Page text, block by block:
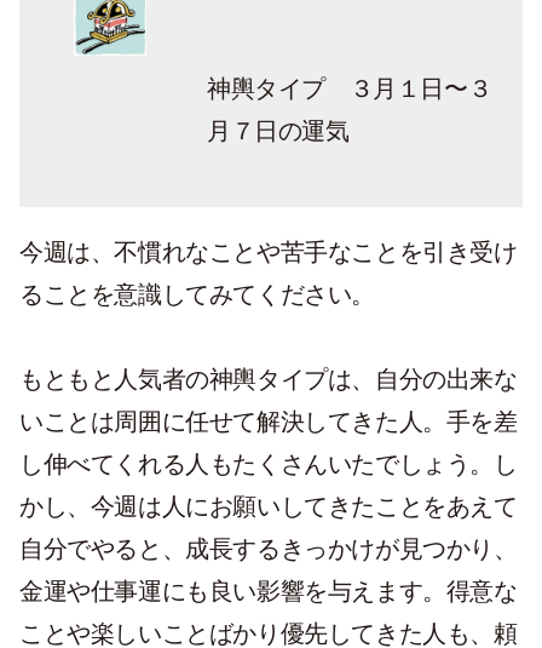
神輿タイプ ３月１日〜３
月７日の運気
今週は、不慣れなことや苦手なことを引き受け
ることを意識してみてください。
もともと人気者の神輿タイプは、自分の出来な
いことは周囲に任せて解決してきた人。手を差
し伸べてくれる人もたくさんいたでしょう。し
かし、今週は人にお願いしてきたことをあえて
自分でやると、成長するきっかけが見つかり、
金運や仕事運にも良い影響を与えます。得意な
ことや楽しいことばかり優先してきた人も、頼